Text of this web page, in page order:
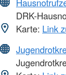
DRK-
Karte: Link